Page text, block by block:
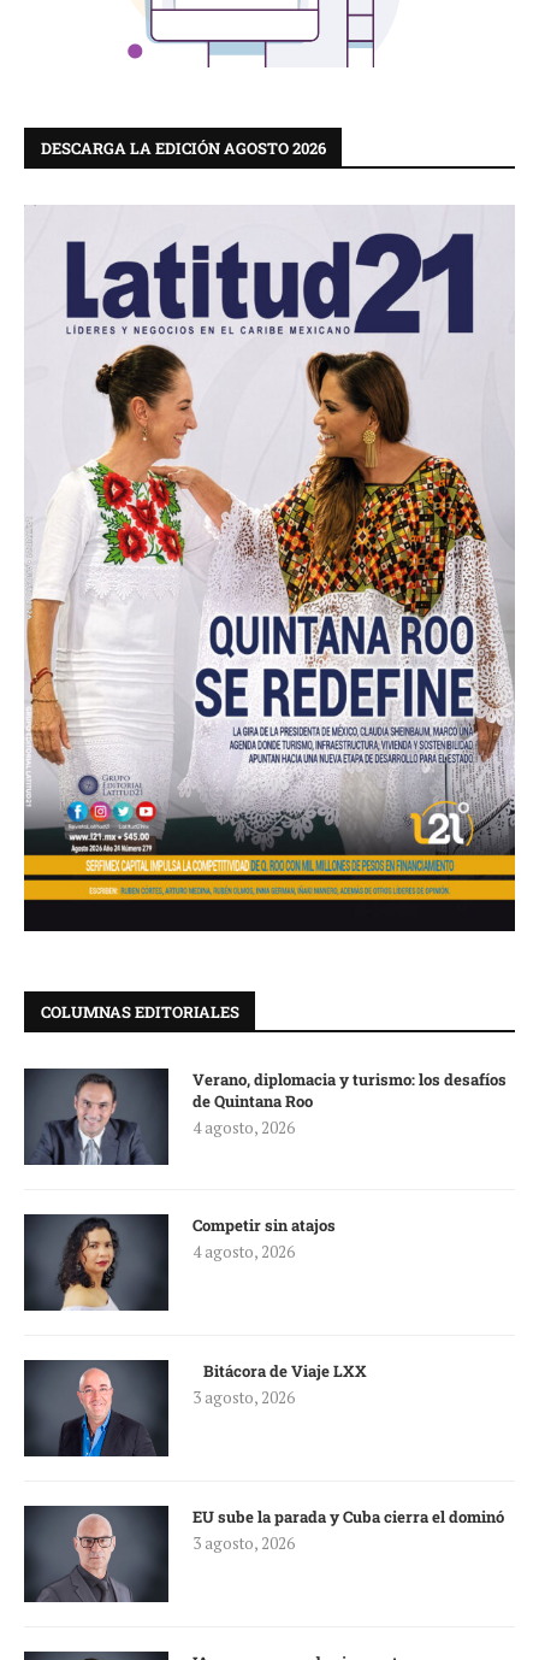
DESCARGA LA EDICIÓN AGOSTO 2026
COLUMNAS EDITORIALES
Verano, diplomacia y turismo: los desafíos
de Quintana Roo
4 agosto, 2026
Competir sin atajos
4 agosto, 2026
Bitácora de Viaje LXX
3 agosto, 2026
EU sube la parada y Cuba cierra el dominó
3 agosto, 2026